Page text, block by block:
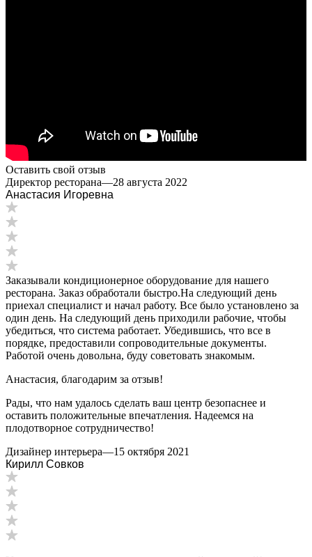
Оставить свой отзыв
Директор ресторана—28 августа 2022
Анастасия Игоревна
Заказывали кондиционерное оборудование для нашего
ресторана. Заказ обработали быстро.На следующий день
приехал специалист и начал работу. Все было установлено за
один день. На следующий день приходили рабочие, чтобы
убедиться, что система работает. Убедившись, что все в
порядке, предоставили сопроводительные документы.
Работой очень довольна, буду советовать знакомым.
Анастасия, благодарим за отзыв!
Рады, что нам удалось сделать ваш центр безопаснее и
оставить положительные впечатления. Надеемся на
плодотворное сотрудничество!
Дизайнер интерьера—15 октября 2021
Кирилл Совков